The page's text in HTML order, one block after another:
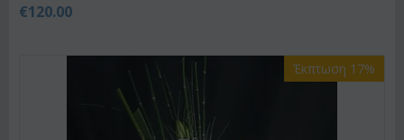
€120.00
Έκπτωση 17%